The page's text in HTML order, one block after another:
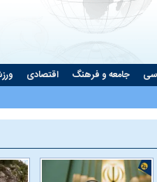
جامعه و فرهنگ اقتصادی